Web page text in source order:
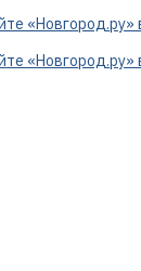
«Новгород.ру»
«Новгород.ру»